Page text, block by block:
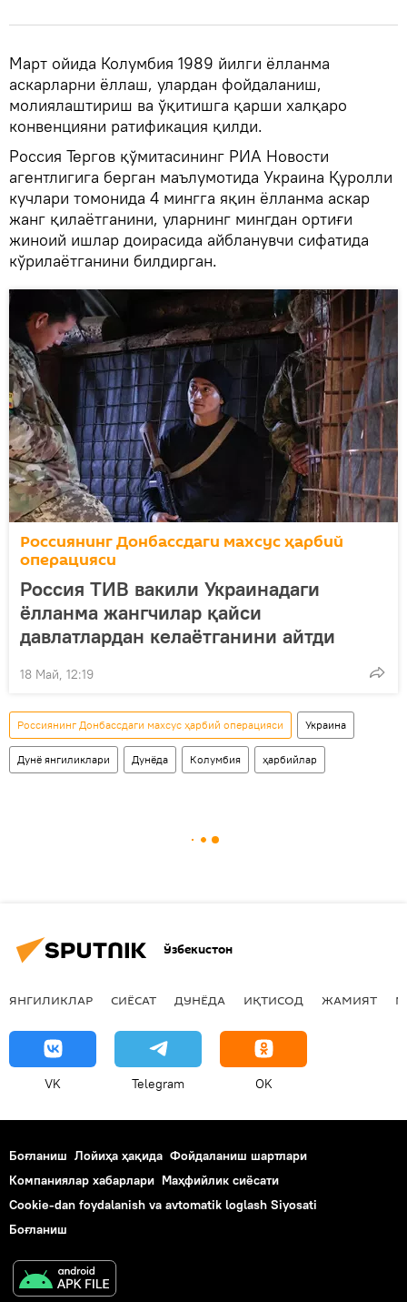
Март ойида Колумбия 1989 йилги ёлланма
аскарларни ёллаш, улардан фойдаланиш,
молиялаштириш ва ўқитишга қарши халқаро
конвенцияни ратификация қилди.
Россия Тергов қўмитасининг РИА Новости
агентлигига берган маълумотида Украина Қуролли
кучлари томонида 4 мингга яқин ёлланма аскар
жанг қилаётганини, уларнинг мингдан ортиғи
жиноий ишлар доирасида айбланувчи сифатида
кўрилаётганини билдирган.
Россиянинг Донбассдаги махсус ҳарбий
операцияси
Россия ТИВ вакили Украинадаги
ёлланма жангчилар қайси
давлатлардан келаётганини айтди
18 Май, 12:19
Россиянинг Донбассдаги махсус ҳарбий операцияси Украина
Дунё янгиликлари Дунёда Колумбия ҳарбийлар
Ўзбекистон
ЯНГИЛИКЛАР СИЁСАТ ДУНЁДА ИҚТИСОД ЖАМИЯТ
VK Telegram OK
Боғланиш Лойиҳа ҳақида Фойдаланиш шартлари
Компаниялар хабарлари Маҳфийлик сиёсати
Cookie-dan foydalanish va avtomatik loglash Siyosati
Боғланиш